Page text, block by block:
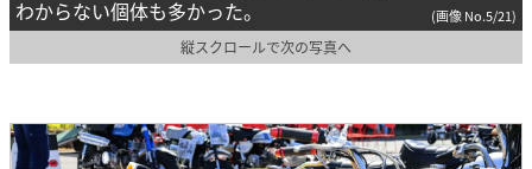
わからない個体も多かった。
(画像 No.5/21)
縦スクロールで次の写真へ